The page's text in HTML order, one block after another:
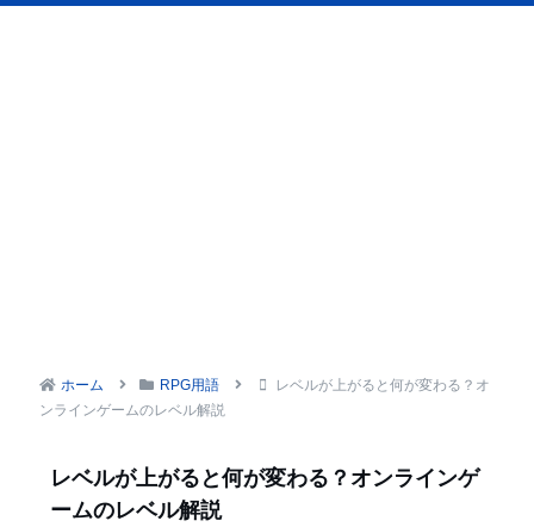
ホーム RPG用語
レベルが上がると何が変わる？オ
ンラインゲームのレベル解説
レベルが上がると何が変わる？オンラインゲ
ームのレベル解説